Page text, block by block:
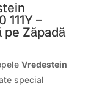
111Y –
pe Zăpadă
Vredestein
special